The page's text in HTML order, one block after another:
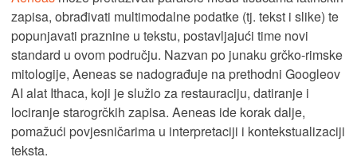
zapisa, obrađivati multimodalne podatke (tj. tekst i slike) te
popunjavati praznine u tekstu, postavljajući time novi
standard u ovom području. Nazvan po junaku grčko-rimske
mitologije, Aeneas se nadograđuje na prethodni Googleov
AI alat Ithaca, koji je služio za restauraciju, datiranje i
lociranje starogrčkih zapisa. Aeneas ide korak dalje,
pomažući povjesničarima u interpretaciji i kontekstualizaciji
teksta.